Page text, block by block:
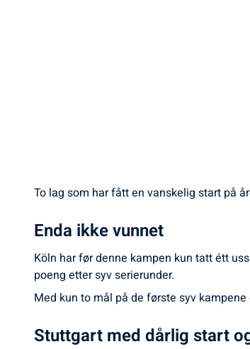
To lag som har fått en vanskelig start på
Enda ikke vunnet
Köln har før denne kampen kun tatt étt
poeng etter syv serierunder.
Med kun to mål på de første syv
Stuttgart med dårlig start